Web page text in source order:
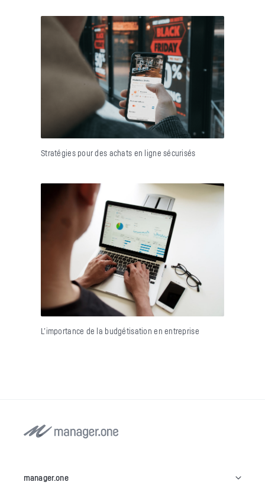
Stratégies pour des achats en ligne sécurisés
L’importance de la budgétisation en entreprise
manager.one